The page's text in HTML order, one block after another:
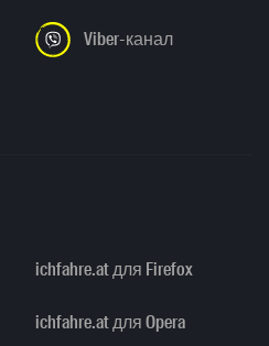
Viber-канал
ichfahre.at для Firefox
ichfahre.at для Opera